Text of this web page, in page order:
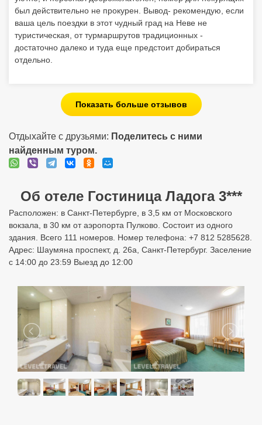
был действительно не прокурен. Вывод- рекомендую, если
ваша цель поездки в этот чудный град на Неве не
туристическая, от турмаршрутов традиционных -
достаточно далеко и туда еще предстоит добираться
отдельно.
Показать больше отзывов
Отдыхайте с друзьями: Поделитесь с ними
найденным туром.
Об отеле Гостиница Ладога 3***
Расположен: в Санкт-Петербурге, в 3,5 км от Московского
вокзала, в 30 км от аэропорта Пулково. Состоит из одного
здания. Всего 111 номеров. Номер телефона: +7 812 5285628.
Адрес: Шаумяна проспект, д. 26а, Санкт-Петербург. Заселение
с 14:00 до 23:59 Выезд до 12:00